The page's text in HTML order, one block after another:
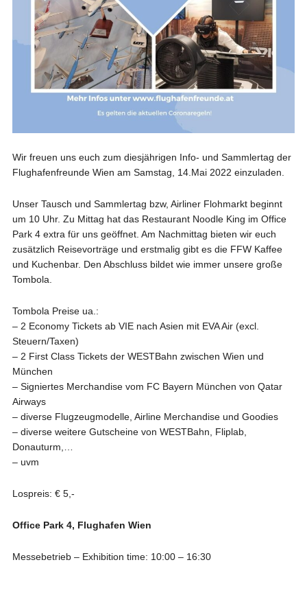
Wir freuen uns euch zum diesjährigen Info- und Sammlertag der
Flughafenfreunde Wien am Samstag, 14.Mai 2022 einzuladen.
Unser Tausch und Sammlertag bzw, Airliner Flohmarkt beginnt
um 10 Uhr. Zu Mittag hat das Restaurant Noodle King im Office
Park 4 extra für uns geöffnet. Am Nachmittag bieten wir euch
zusätzlich Reisevorträge und erstmalig gibt es die FFW Kaffee
und Kuchenbar. Den Abschluss bildet wie immer unsere große
Tombola.
Tombola Preise ua.:
– 2 Economy Tickets ab VIE nach Asien mit EVA Air (excl.
Steuern/Taxen)
– 2 First Class Tickets der WESTBahn zwischen Wien und
München
– Signiertes Merchandise vom FC Bayern München von Qatar
Airways
– diverse Flugzeugmodelle, Airline Merchandise und Goodies
– diverse weitere Gutscheine von WESTBahn, Fliplab,
Donauturm,…
– uvm
Lospreis: € 5,-
Office Park 4, Flughafen Wien
Messebetrieb – Exhibition time: 10:00 – 16:30